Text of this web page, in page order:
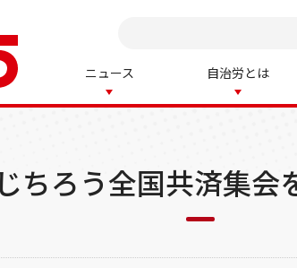
ニュース 自治労とは
ちろう全国共済集会